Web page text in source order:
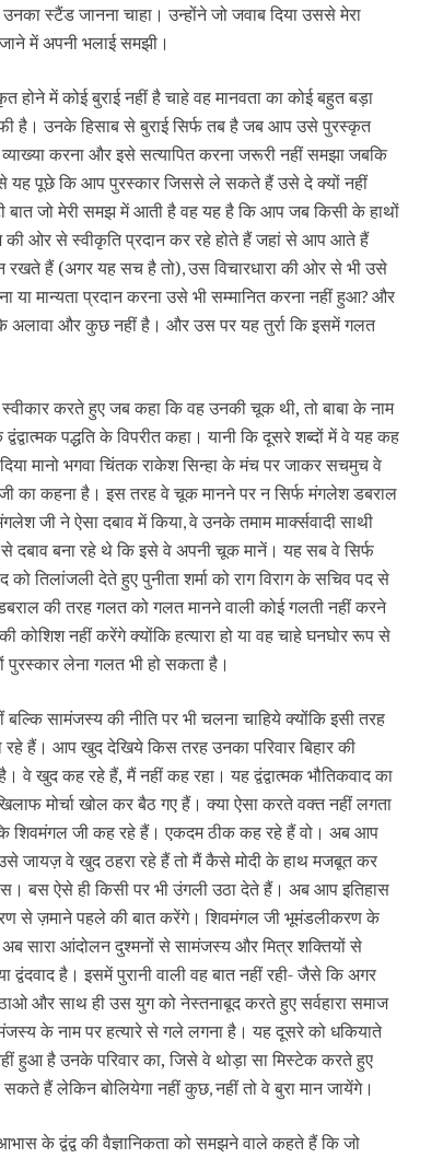
स्टैंड जानना चाहा। उन्होंने जो जवाब दिया उससे मेरा
में अपनी भलाई समझी।
होने में कोई बुराई नहीं है चाहे वह मानवता का कोई बहुत बड़ा
है। उनके हिसाब से बुराई सिर्फ तब है जब आप उसे पुरस्कृत
करना और इसे सत्यापित करना जरूरी नहीं समझा जबकि
यह पूछे कि आप पुरस्कार जिससे ले सकते हैं उसे दे क्यों नहीं
बात जो मेरी समझ में आती है वह यह है कि आप जब किसी के हाथों
की ओर से स्वीकृति प्रदान कर रहे होते हैं जहां से आप आते हैं
रखते हैं (अगर यह सच है तो),उस विचारधारा की ओर से भी उसे
मान्यता प्रदान करना उसे भी सम्मानित करना नहीं हुआ? और
और कुछ नहीं है। और उस पर यह तुर्रा कि इसमें गलत
करते हुए जब कहा कि वह उनकी चूक थी, तो बाबा के नाम
पद्धति के विपरीत कहा। यानी कि दूसरे शब्दों में वे यह कह
मानो भगवा चिंतक राकेश सिन्हा के मंच पर जाकर सचमुच वे
जी का कहना है। इस तरह वे चूक मानने पर न सिर्फ मंगलेश डबराल
जी ने ऐसा दबाव में किया,वे उनके तमाम मार्क्‍सवादी साथी
दबाव बना रहे थे कि इसे वे अपनी चूक मानें। यह सब वे सिर्फ
तिलांजली देते हुए पुनीता शर्मा को राग विराग के सचिव पद से
की तरह गलत को गलत मानने वाली कोई गलती नहीं करने
नहीं करेंगे क्योंकि हत्यारा हो या वह चाहे घनघोर रूप से
पुरस्कार लेना गलत भी हो सकता है।
सामंजस्य की नीति पर भी चलना चाहिये क्योंकि इसी तरह
हैं। आप खुद देखिये किस तरह उनका परिवार बिहार की
खुद कह रहे हैं, मैं नहीं कह रहा। यह द्वंद्वात्मक भौतिकवाद का
मोर्चा खोल कर बैठ गए हैं। क्या ऐसा करते वक्त नहीं लगता
शिवमंगल जी कह रहे हैं। एकदम ठीक कह रहे हैं वो। अब आप
जायज़ वे खुद ठहरा रहे हैं तो मैं कैसे मोदी के हाथ मजबूत कर
बस ऐसे ही किसी पर भी उंगली उठा देते हैं। अब आप इतिहास
से ज़माने पहले की बात करेंगे। शिवमंगल जी भूमंडलीकरण के
सारा आंदोलन दुश्‍मनों से सामंजस्य और मित्र शक्तियों से
है। इसमें पुरानी वाली वह बात नहीं रही- जैसे कि अगर
और साथ ही उस युग को नेस्तनाबूद करते हुए सर्वहारा समाज
के नाम पर हत्यारे से गले लगना है। यह दूसरे को धकियाते
हुआ है उनके परिवार का, जिसे वे थोड़ा सा मिस्टेक करते हुए
सकते हैं लेकिन बोलियेगा नहीं कुछ,नहीं तो वे बुरा मान जायेंगे।
के द्वंद्व की वैज्ञानिकता को समझने वाले कहते हैं कि जो